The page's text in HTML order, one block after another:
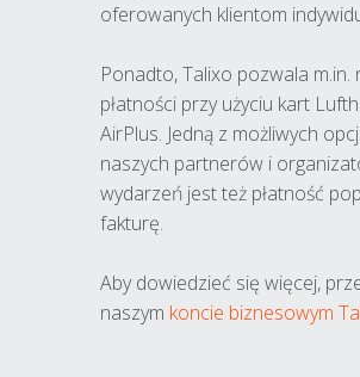
oferowanych klientom
Ponadto, Talixo pozwala m.in.
płatności przy użyciu kart
AirPlus. Jedną z możliwych
naszych partnerów i
wydarzeń jest też płatność
fakturę.
Aby dowiedzieć się więcej,
naszym koncie biznesowym